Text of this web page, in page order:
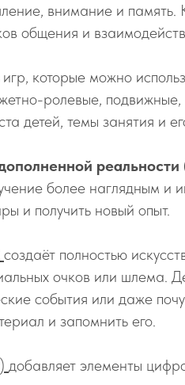
внимание и память.
общения и
которые можно
ролевые,
детей, темы занятия и
реальности
более наглядным и
и получить новый опыт.
создаёт полностью
очков или шлема.
события или даже
и запомнить его.
добавляет элементы